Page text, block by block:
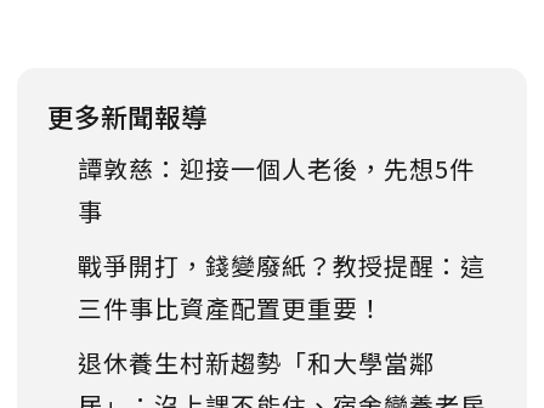
更多新聞報導
譚敦慈：迎接一個人老後，先想5件
事
戰爭開打，錢變廢紙？教授提醒：這
三件事比資產配置更重要！
退休養生村新趨勢「和大學當鄰